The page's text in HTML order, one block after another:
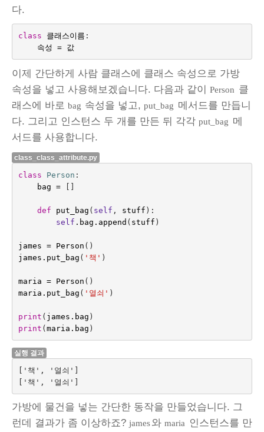
다.
class 클래스이름 :
속성
= 값
이제 간단하게 사람 클래스에 클래스 속성으로 가방
속성을 넣고 사용해보겠습니다. 다음과 같이 Person 클
래스에 바로 bag 속성을 넣고, put_bag 메서드를 만듭니
다. 그리고 인스턴스 두 개를 만든 뒤 각각 put_bag 메
서드를 사용합니다.
class_class_attribute.py
class Person :
bag = []
def put_bag ( self , stuff ):
self . bag . append ( stuff )
james = Person ()
james . put_bag ( '책' )
maria = Person ()
maria . put_bag ( '열쇠' )
print ( james . bag )
print (maria . bag )
실행 결과
['책', '열쇠']
가방에 물건을 넣는 간단한 동작을 만들었습니다. 그
런데 결과가 좀 이상하죠? james와 maria 인스턴스를 만